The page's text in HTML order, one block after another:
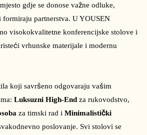
gdje se donose važne odluke,
formiraju partnerstva. U YOUSEN
visokokvalitetne konferencijske stolove i
vrhunske materijale i modernu
Luksuzni High-End
za timski rad i Minimalistički
poslovanje. Svi stolovi se